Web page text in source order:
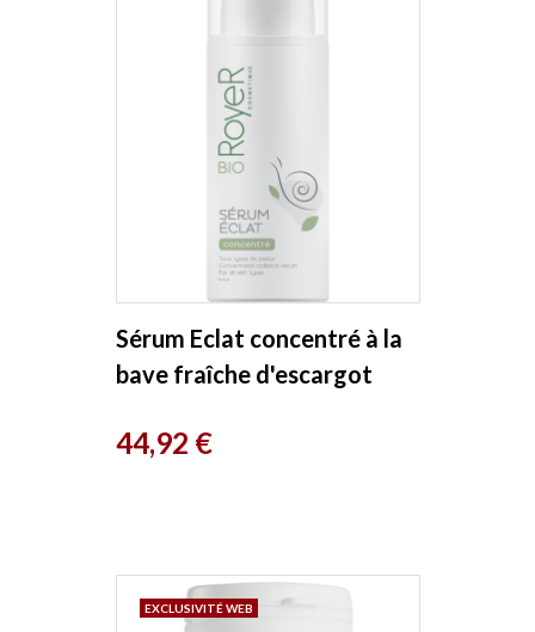
Sérum Eclat concentré à la
bave fraîche d'escargot
Prix
44,92 €
EXCLUSIVITÉ WEB